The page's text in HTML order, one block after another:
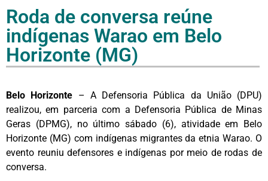
Roda de conversa reúne
indígenas Warao em Belo
Horizonte (MG)
Belo Horizonte – A Defensoria Pública da União (DPU)
realizou, em parceria com a Defensoria Pública de Minas
Geras (DPMG), no último sábado (6), atividade em Belo
Horizonte (MG) com indígenas migrantes da etnia Warao. O
evento reuniu defensores e indígenas por meio de rodas de
conversa.